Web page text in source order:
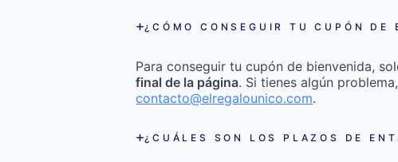
¿CÓMO CONSEGUIR TU CUPÓN DE
Para conseguir tu cupón de bienvenida,
final de la página. Si tienes algún
contacto@elregalounico.com.
¿CUÁLES SON LOS PLAZOS DE